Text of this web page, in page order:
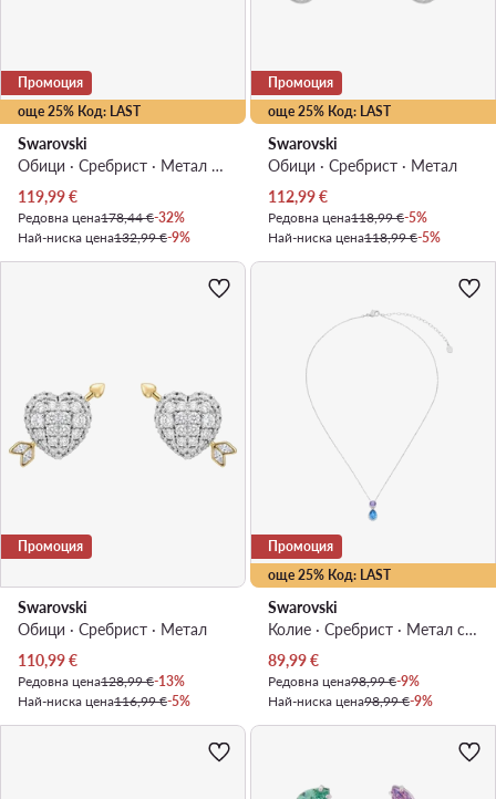
още 25% Код: LAST
Промоция
Swarovski
Обици · Сребрист · Метал с родиево покритие
Актуална цена
119,99€
Редовна цена178,44 €-32%
Най-ниска цена132,99 €-9%
още 25% Код: LAST
Промоция
Swarovski
Обици · Сребрист · Mетал
Актуална цена
112,99€
Редовна цена118,99 €-5%
Най-ниска цена118,99 €-5%
Промоция
Swarovski
Обици · Сребрист · Mетал
Актуална цена
110,99€
Редовна цена128,99 €-13%
Най-ниска цена116,99 €-5%
още 25% Код: LAST
Промоция
Swarovski
Колие · Сребрист · Метал с родиево покритие
Актуална цена
89,99€
Редовна цена98,99 €-9%
Най-ниска цена98,99 €-9%